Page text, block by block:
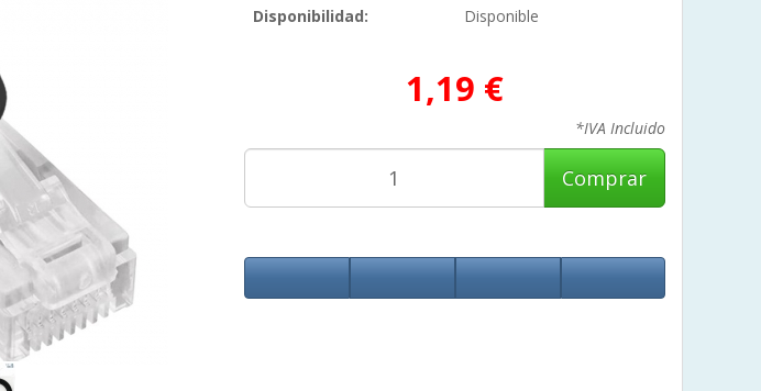
Disponibilidad:
Disponible
1,19 €
*IVA Incluido
Comprar